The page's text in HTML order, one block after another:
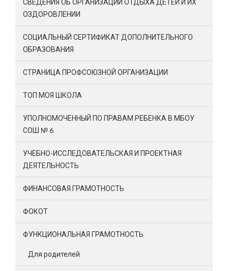
ОЗДОРОВЛЕНИИ
СОЦИАЛЬНЫЙ СЕРТИФИКАТ ДОПОЛНИТЕЛЬНОГО
ОБРАЗОВАНИЯ
СТРАНИЦА ПРОФСОЮЗНОЙ ОРГАНИЗАЦИИ
ТОП МОЯ ШКОЛА
УПОЛНОМОЧЕННЫЙ ПО ПРАВАМ РЕБЕНКА В МБОУ
СОШ № 6
УЧЕБНО-ИССЛЕДОВАТЕЛЬСКАЯ И ПРОЕКТНАЯ
ДЕЯТЕЛЬНОСТЬ
ФИНАНСОВАЯ ГРАМОТНОСТЬ
ФОКОТ
ФУНКЦИОНАЛЬНАЯ ГРАМОТНОСТЬ
Для родителей